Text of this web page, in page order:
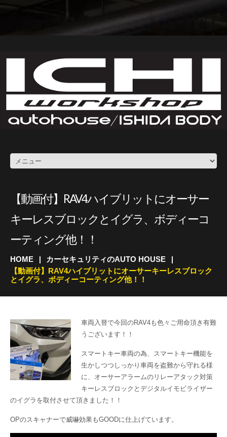
【動画付】RAV4ハイブリットにオーサー
キーレスブロックとイグラ、ボディーコ
ーティング他！！
HOME
カーセキュリティのAUTO HOUSE
【動画付】RAV4ハイブリットにオーサーキーレスブロック
とイグラ、ボディーコーティング他！！
車両入替で今回のRAV4も色々ご用命頂き有難
うございます！！
スマートキー車両の為、スマートキー機能を
生かしつつしっかり車両を盗難から守れる様
に、オーサーアラームのリレーアタック対策
キーレスブロックとデジタルイモビライザー
のイグラを取付させて頂きました！！
OPのスキャナーで威嚇効果もGOODに仕上げています。